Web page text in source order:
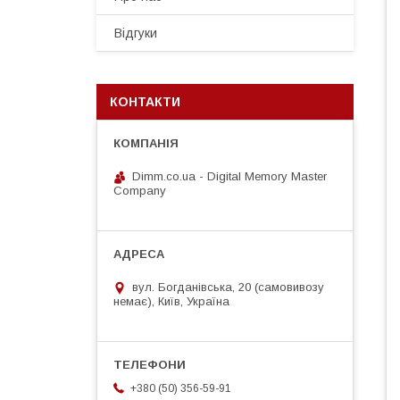
Відгуки
КОНТАКТИ
Dimm.co.ua - Digital Memory Master
Company
вул. Богданівська, 20 (самовивозу
немає), Київ, Україна
+380 (50) 356-59-91